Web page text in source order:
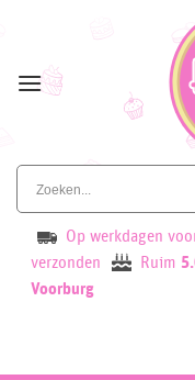
content
Op werkdagen
verzonden
Ruim
Voorburg